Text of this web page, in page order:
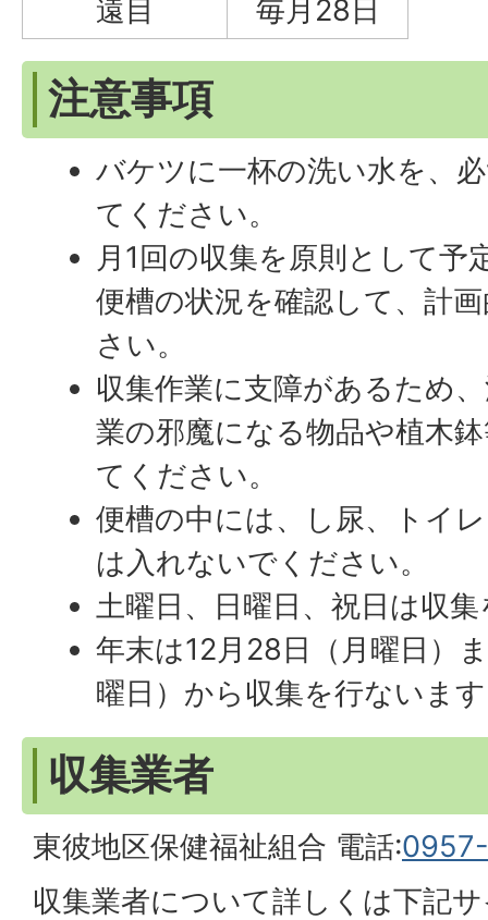
遠目
毎月28日
注意事項
バケツに一杯の洗い水を、
てください。
月1回の収集を原則として予
便槽の状況を確認して、計
さい。
収集作業に支障があるため
業の邪魔になる物品や植木
てください。
便槽の中には、し尿、トイ
は入れないでください。
土曜日、日曜日、祝日は収
年末は12月28日（月曜日）
曜日）から収集を行ないま
収集業者
東彼地区保健福祉組合 電話:
収集業者について詳しくは下記